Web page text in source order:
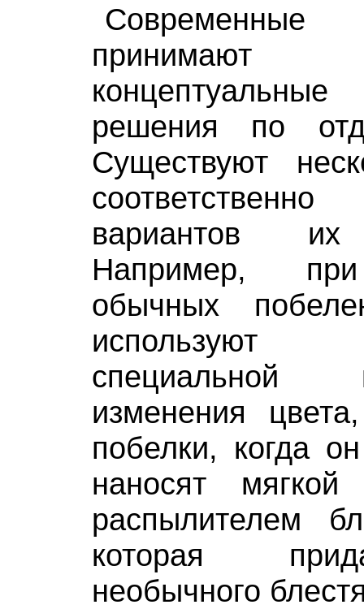
принимают
решения по
Существуют
вариантов
Например,
обычных
используют
изменения
побелки, когда
наносят
распылителем
которая
необычного